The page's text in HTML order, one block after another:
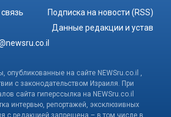
Подписка на новости (RSS)
Данные редакции и устав
опубликованные на сайте NEWSru.co.il ,
с законодательством Израиля. При
сайта гиперссылка на NEWSru.co.il
интервью, репортажей, эксклюзивных
с редакцией запрещена – в том числе в